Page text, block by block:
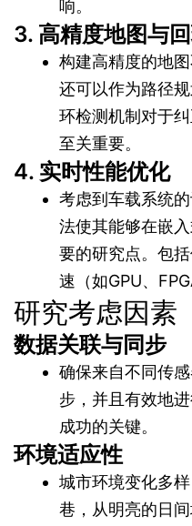
响。
3. 高精度地图与
构建高精度的地
还可以作为路径
环检测机制对于
至关重要。
4. 实时性能优化
考虑到车载系统
法使其能够在嵌
要的研究点。包
速（如GPU、
研究考虑因素
数据关联与同步
确保来自不同传
步，并且有效地
成功的关键。
环境适应性
城市环境变化多
巷，从明亮的日